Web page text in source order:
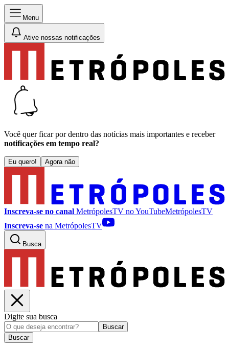
Menu
Ative nossas notificações
Você quer ficar por dentro das notícias mais importantes e receber
notificações em tempo real?
Eu quero! Agora não
Inscreva-se no canal MetrópolesTV noYouTubeMetrópolesTV
Inscreva-se na MetrópolesTV
Busca
Digite sua busca
Buscar
Buscar